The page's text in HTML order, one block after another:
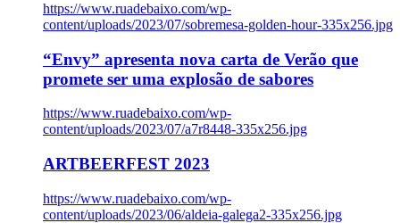
https://www.ruadebaixo.com/wp-
content/uploads/2023/07/sobremesa-golden-hour-335x256.jpg
“Envy” apresenta nova carta de Verão que
promete ser uma explosão de sabores
https://www.ruadebaixo.com/wp-
content/uploads/2023/07/a7r8448-335x256.jpg
ARTBEERFEST 2023
https://www.ruadebaixo.com/wp-
content/uploads/2023/06/aldeia-galega2-335x256.jpg